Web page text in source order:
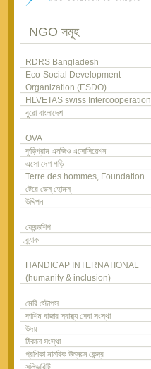
NGO সমূহ
RDRS Bangladesh
Eco-Social Development
Organization (ESDO)
HLVETAS swiss Intercooperation
বুরো বাংলাদেশ
OVA
কুড়িগ্রাম এনজিও এসোসিয়েশন
এসো দেশ গড়ি
Terre des hommes, Foundation
টেরে ডেস্ হোমস্
উদ্দিপন
ফ্রেন্ডশিপ
ব্র্যাক
HANDICAP INTERNATIONAL
(humanity & inclusion)
মেরি স্টোপস
কাশিম বাজার স্বাস্থ্য সেবা সংস্থা
উদয়
ঠিকানা সংস্থা
প্রশিকা মানবিক উন্নয়ন কেন্দ্র
সলিডারিটি